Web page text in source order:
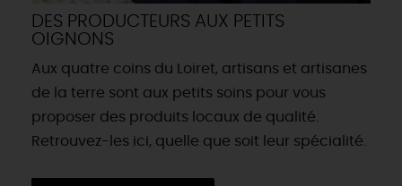
DES PRODUCTEURS AUX PETITS
OIGNONS
Aux quatre coins du Loiret, artisans et artisanes
de la terre sont aux petits soins pour vous
proposer des produits locaux de qualité.
Retrouvez-les ici, quelle que soit leur spécialité.